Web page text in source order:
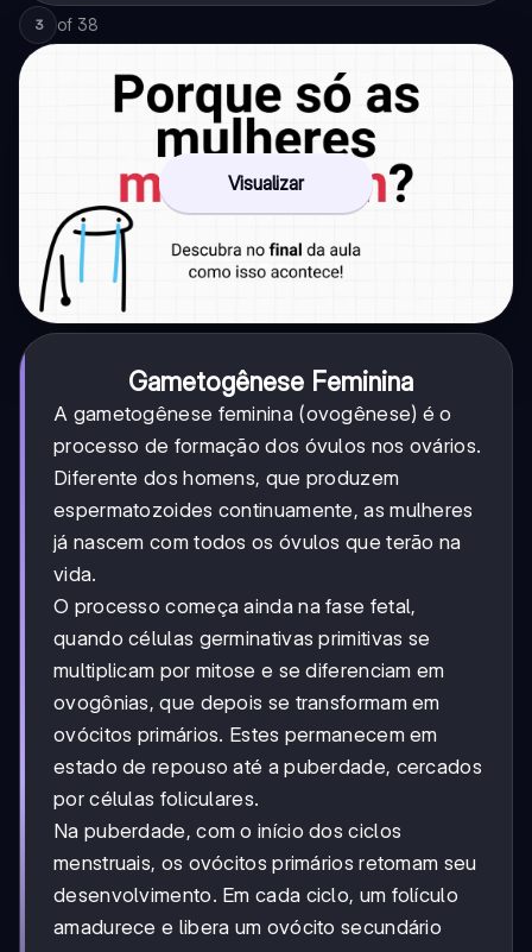
3 of 38
Visualizar
Gametogênese Feminina
A gametogênese feminina (ovogênese) é o
processo de formação dos óvulos nos ovários.
Diferente dos homens, que produzem
espermatozoides continuamente, as mulheres
já nascem com todos os óvulos que terão na
vida.
O processo começa ainda na fase fetal,
quando células germinativas primitivas se
multiplicam por mitose e se diferenciam em
ovogônias, que depois se transformam em
ovócitos primários. Estes permanecem em
estado de repouso até a puberdade, cercados
por células foliculares.
Na puberdade, com o início dos ciclos
menstruais, os ovócitos primários retomam seu
desenvolvimento. Em cada ciclo, um folículo
amadurece e libera um ovócito secundário